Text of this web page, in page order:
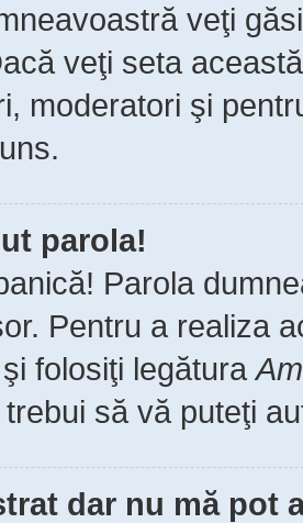
veţi
veţi seta
moderatori şi
parola!
Parola
Pentru a realiza
folosiţi legătura
să vă puteţi
dar nu mă pot